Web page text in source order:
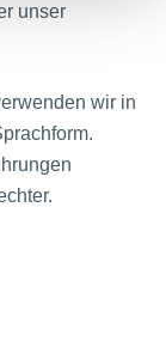
unser
wir in